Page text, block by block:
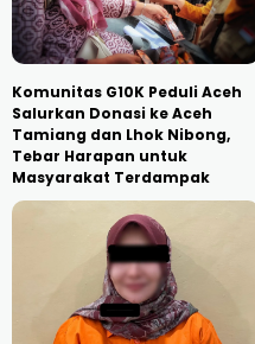
Komunitas G10K Peduli Aceh
Salurkan Donasi ke Aceh
Tamiang dan Lhok Nibong,
Tebar Harapan untuk
Masyarakat Terdampak